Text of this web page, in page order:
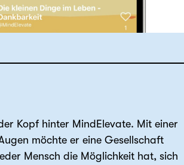
Kopf hinter MindElevate. Mit einer
möchte er eine Gesellschaft
Mensch die Möglichkeit hat, sich